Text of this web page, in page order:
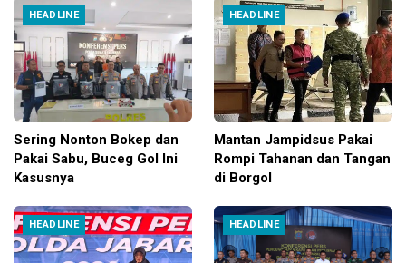
HEADLINE
Sering Nonton Bokep dan
Pakai Sabu, Buceg Gol Ini
Kasusnya
HEADLINE
Mantan Jampidsus Pakai
Rompi Tahanan dan Tangan
di Borgol
HEADLINE HEADLINE